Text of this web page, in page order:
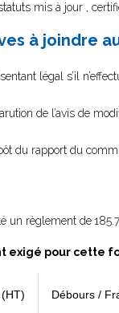
mis à jour ,
à joindre
légal s’il
de l’avis de
du rapport du
un règlement de
exigé pour cette
Débours /